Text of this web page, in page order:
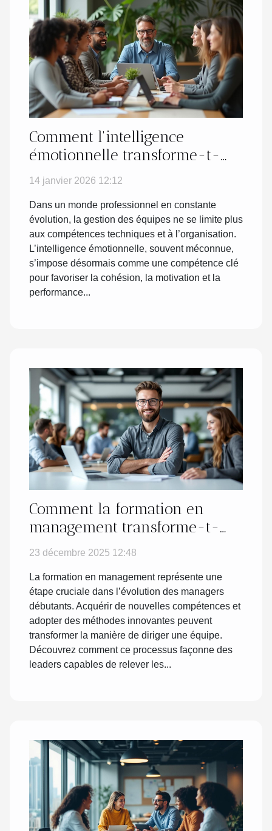
Comment l'intelligence
émotionnelle transforme-t-
elle le management d'équipe ?
14 janvier 2026 12:12
Dans un monde professionnel en constante
évolution, la gestion des équipes ne se limite plus
aux compétences techniques et à l’organisation.
L’intelligence émotionnelle, souvent méconnue,
s’impose désormais comme une compétence clé
pour favoriser la cohésion, la motivation et la
performance...
Comment la formation en
management transforme-t-
elle les managers débutants ?
23 décembre 2025 12:48
La formation en management représente une
étape cruciale dans l’évolution des managers
débutants. Acquérir de nouvelles compétences et
adopter des méthodes innovantes peuvent
transformer la manière de diriger une équipe.
Découvrez comment ce processus façonne des
leaders capables de relever les...